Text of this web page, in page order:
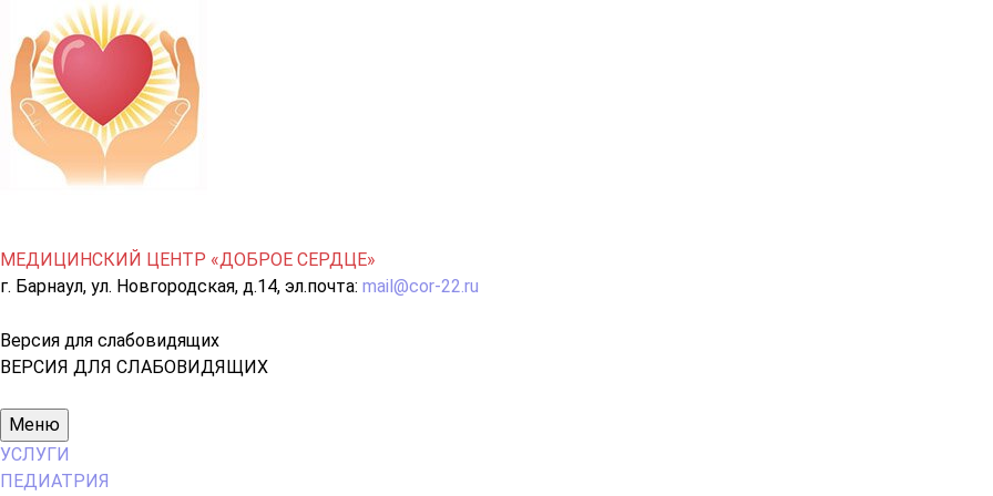
МЕДИЦИНСКИЙ ЦЕНТР «ДОБРОЕ СЕРДЦЕ»
г. Барнаул, ул. Новгородская, д.14, эл.почта: mail@cor-22.ru
Версия для слабовидящих
ВЕРСИЯ ДЛЯ СЛАБОВИДЯЩИХ
Основное
меню
Меню
УСЛУГИ
ПЕДИАТРИЯ